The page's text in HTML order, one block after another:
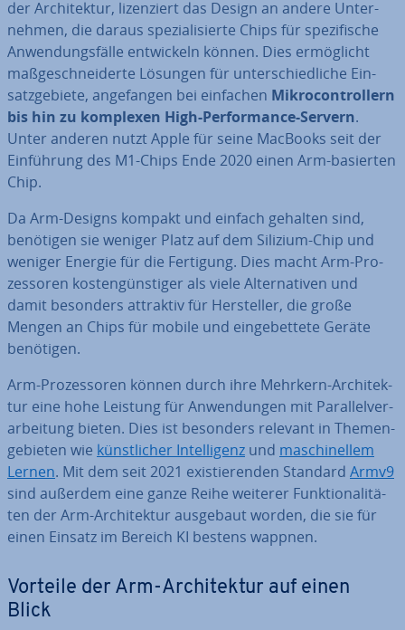
der Ar­chi­tek­tur, li­zen­ziert das Design an andere Un­ter­
neh­men, die daraus spe­zia­li­sier­te Chips für spe­zi­fi­sche
An­wen­dungs­fäl­le ent­wi­ckeln können. Dies er­mög­licht
maß­ge­schnei­der­te Lösungen für un­ter­schied­li­che Ein­
satz­ge­bie­te, an­ge­fan­gen bei einfachen Mi­kro­con­trol­lern
bis hin zu komplexen High-Per­for­mance-Servern.
Unter anderen nutzt Apple für seine MacBooks seit der
Ein­füh­rung des M1-Chips Ende 2020 einen Arm-basierten
Chip.
Da Arm-Designs kompakt und einfach gehalten sind,
benötigen sie weniger Platz auf dem Silizium-Chip und
weniger Energie für die Fertigung. Dies macht Arm-Pro­
zes­so­ren kos­ten­güns­ti­ger als viele Al­ter­na­ti­ven und
damit besonders attraktiv für Her­stel­ler, die große
Mengen an Chips für mobile und ein­ge­bet­te­te Geräte
benötigen.
Arm-Pro­zes­so­ren können durch ihre Mehrkern-Ar­chi­tek­
tur eine hohe Leistung für An­wen­dun­gen mit Par­al­lel­ver­
ar­bei­tung bieten. Dies ist besonders relevant in The­men­
ge­bie­ten wie künst­li­cher In­tel­li­genz und ma­schi­nel­lem
Lernen. Mit dem seit 2021 exis­tie­ren­den Standard Armv9
sind außerdem eine ganze Reihe weiterer Funk­tio­na­li­tä­
ten der Arm-Ar­chi­tek­tur ausgebaut worden, die sie für
einen Einsatz im Bereich KI bestens wappnen.
Vorteile der Arm-Ar­chi­tek­tur auf einen
Blick